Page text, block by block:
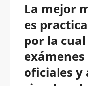
La mejor
es
por la
oficiales y